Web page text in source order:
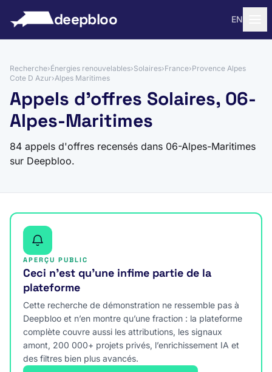
deepbloo EN
Recherche›Énergies renouvelables›Solaires›France›Provence Alpes
Cote D Azur›Alpes Maritimes
Appels d'offres Solaires, 06-
Alpes-Maritimes
84 appels d'offres recensés dans 06-Alpes-Maritimes
sur Deepbloo.
APERÇU PUBLIC
Ceci n’est qu’une infime partie de la
plateforme
Cette recherche de démonstration ne ressemble pas à
Deepbloo et n’en montre qu’une fraction : la plateforme
complète couvre aussi les attributions, les signaux
amont, 200 000+ projets privés, l’enrichissement IA et
des filtres bien plus avancés.